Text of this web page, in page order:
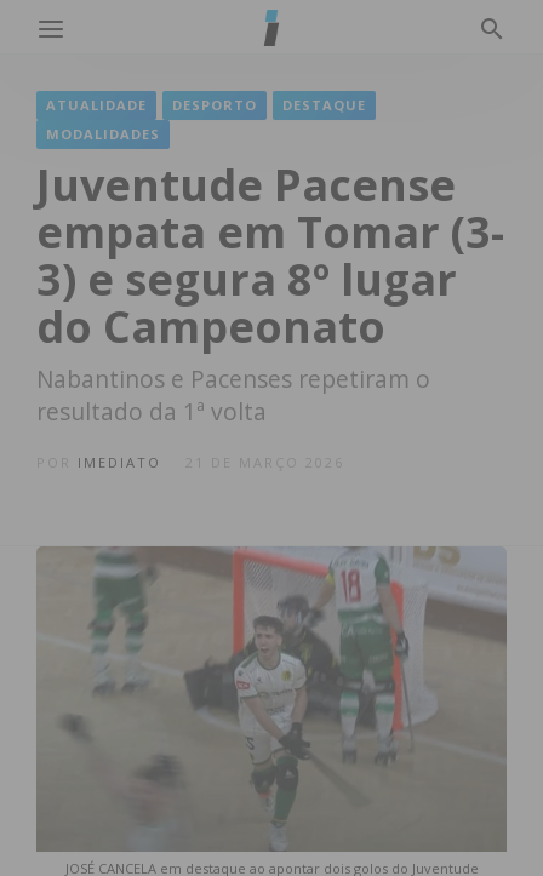
ATUALIDADE DESPORTO
DESTAQUE
MODALIDADES
Juventude Pacense
empata em Tomar (3-
3) e segura 8º lugar
do Campeonato
Nabantinos e Pacenses repetiram o
resultado da 1ª volta
IMEDIATO 21 DE MARÇO 2026
JOSÉ CANCELA em destaque ao apontar dois golos do Juventude